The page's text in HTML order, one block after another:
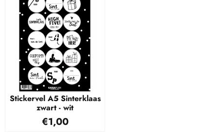
Stickervel A5 Sinterklaas
zwart - wit
€1,00